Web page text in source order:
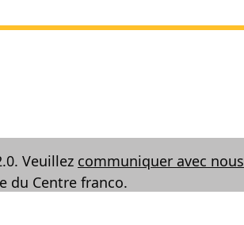
Veuillez communiquer avec nous
du Centre franco.